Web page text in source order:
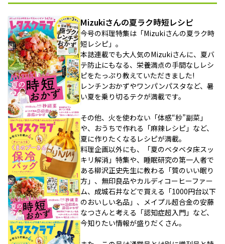
Mizukiさんの夏ラク時短レシピ
今号の料理特集は「Mizukiさんの夏ラク時
短レシピ」。
本誌連載でも大人気のMizukiさんに、夏バ
テ防止にもなる、栄養満点の手間なしレシ
ピをたっぷり教えていただきました!
レンチンおかずやワンパンパスタなど、暑
い夏を乗り切るテクが満載です。
その他、火を使わない「体感“秒”副菜」
や、おうちで作れる「麻辣レシピ」など、
夏に作りたくなるレシピが満載。
料理企画以外にも、「夏のベタベタ床スッ
キリ解消」特集や、睡眠研究の第一人者で
ある柳沢正史先生に教わる「質のいい眠り
方」、無印良品やカルディコーヒーファー
ム、成城石井などで買える「1000円台以下
のおいしい名品」、メイプル超合金の安藤
なつさんと考える「認知症超入門」など、
今知りたい情報が盛りだくさん。